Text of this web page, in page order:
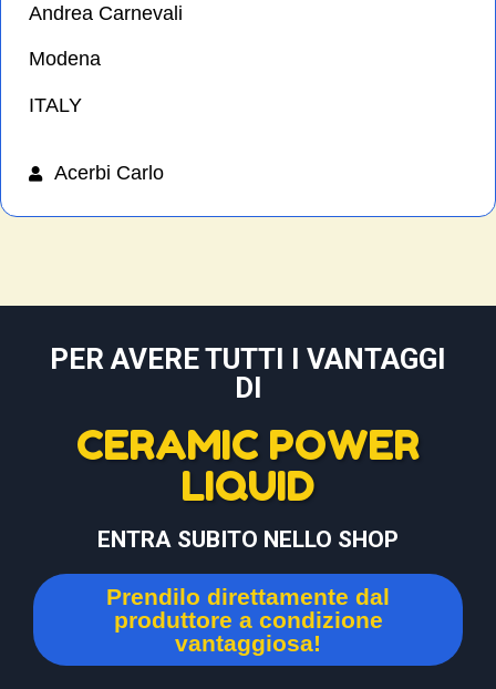
Andrea Carnevali
Modena
ITALY
Acerbi Carlo
PER AVERE TUTTI I VANTAGGI
DI
CERAMIC POWER
LIQUID
ENTRA SUBITO NELLO SHOP
Prendilo direttamente dal
produttore a condizione
vantaggiosa!